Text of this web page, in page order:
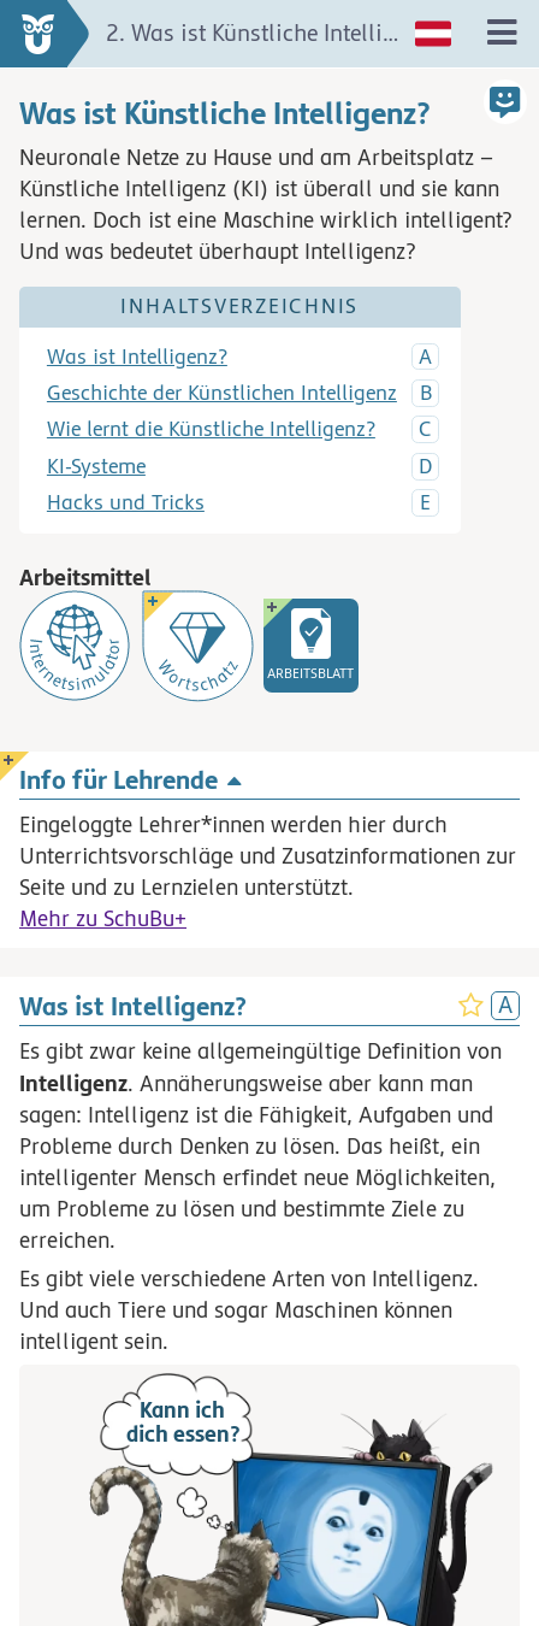
Was ist Künstliche Intelligenz?
Neuronale Netze zu Hause und am Arbeitsplatz –
Künstliche Intelligenz (KI) ist überall und sie kann
lernen. Doch ist eine Maschine wirklich intelligent?
Und was bedeutet überhaupt Intelligenz?
INHALTSVERZEICHNIS
Was ist Intelligenz?
Geschichte der Künstlichen Intelligenz
Wie lernt die Künstliche Intelligenz?
KI-Systeme
Hacks und Tricks
Arbeitsmittel
ARBEITSBLATT
Info für Lehrende
Eingeloggte Lehrer*innen werden hier durch
Unterrichtsvorschläge und Zusatzinformationen zur
Seite und zu Lernzielen unterstützt.
Mehr zu SchuBu+
Was ist Intelligenz?
Es gibt zwar keine allgemeingültige Definition von
Intelligenz. Annäherungsweise aber kann man
sagen: Intelligenz ist die Fähigkeit, Aufgaben und
Probleme durch Denken zu lösen. Das heißt, ein
intelligenter Mensch erfindet neue Möglichkeiten,
um Probleme zu lösen und bestimmte Ziele zu
erreichen.
Es gibt viele verschiedene Arten von Intelligenz.
Und auch Tiere und sogar Maschinen können
intelligent sein.
Kann ich
dich essen?
2. Was ist Künstliche Intelligenz?